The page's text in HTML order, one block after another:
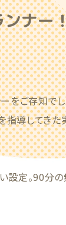
ナー
をご存知でし
導してきた
設定。90分